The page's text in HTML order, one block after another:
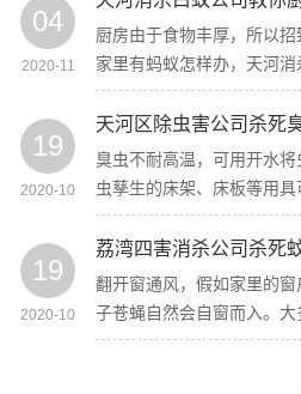
04
2020-11
厨房由于食物丰厚，所以
家里有蚂蚁怎样办，天河消
7个小办法，预防蚂蚁、灭
扰。
19
2020-10
天河区除虫害公司杀死
臭虫不耐高温，可用开水
虫孳生的床架、床板等用具
壶口对准缝隙，迟缓挪动
以烫死臭虫及其卵。
19
2020-10
翻开窗通风，假如家里的
子苍蝇自然会自窗而入。大
是纱窗。荔湾四害消杀公